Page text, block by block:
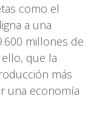
como el
a una
millones de
que la
más
una economía